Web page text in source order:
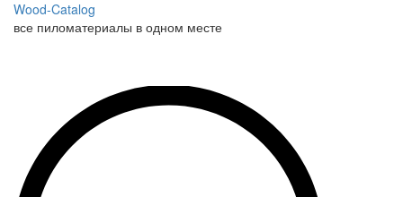
Wood-Catalog
все пиломатериалы в одном месте